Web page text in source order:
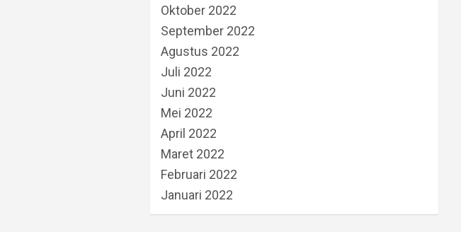
Oktober 2022
September 2022
Agustus 2022
Juli 2022
Juni 2022
Mei 2022
April 2022
Maret 2022
Februari 2022
Januari 2022